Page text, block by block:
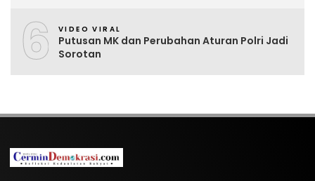
6 VIDEO VIRAL
Putusan MK dan Perubahan Aturan Polri Jadi
Sorotan